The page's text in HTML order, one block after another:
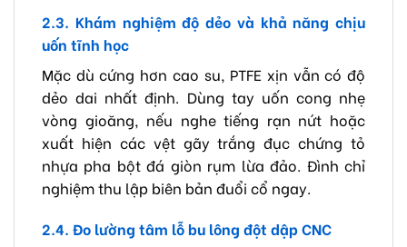
2.3. Khám nghiệm độ dẻo và khả năng chịu
uốn tĩnh học
Mặc dù cứng hơn cao su, PTFE xịn vẫn có độ
dẻo dai nhất định. Dùng tay uốn cong nhẹ
vòng gioăng, nếu nghe tiếng rạn nứt hoặc
xuất hiện các vệt gãy trắng đục chứng tỏ
nhựa pha bột đá giòn rụm lừa đảo. Đình chỉ
nghiệm thu lập biên bản đuổi cổ ngay.
2.4. Đo lường tâm lỗ bu lông đột dập CNC